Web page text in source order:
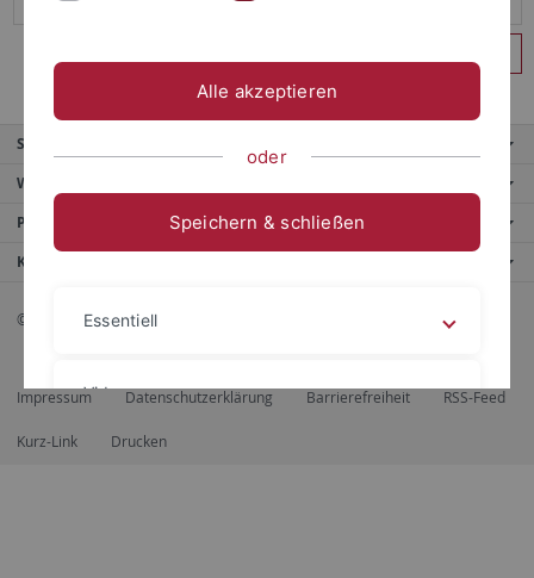
Service
Weitere Angebote
Portale
Kontaktinfo
© 2026 Eberhard Karls Universität Tübingen, Tübingen
Impressum Datenschutzerklärung Barrierefreiheit RSS-Feed
Kurz-Link Drucken
Alle akzeptieren
oder
Speichern & schließen
Essentiell
Videos